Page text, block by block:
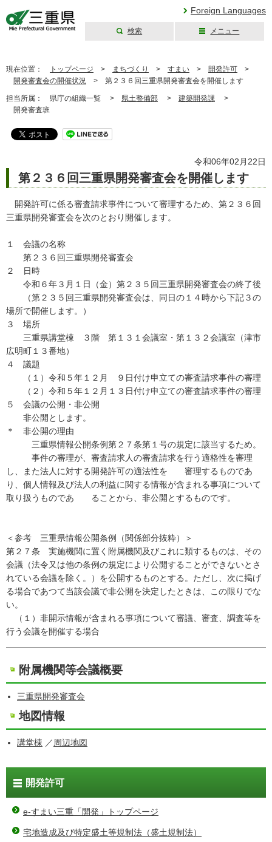
Foreign Languages
検索 メニュー
現在位置： トップページ > まちづくり > すまい > 開発許可 >
開発審査会の開催状況 > 第２３６回三重県開発審査会を開催します
担当所属： 県庁の組織一覧 > 県土整備部 > 建築開発課 >
開発審査班
令和06年02月22日
第２３６回三重県開発審査会を開催します
開発許可に係る審査請求事件について審理するため、第２３６回
三重県開発審査会を次のとおり開催します。
１ 会議の名称
第２３６回三重県開発審査会
２ 日時
令和６年３月１日（金）第２３５回三重県開発審査会の終了後
（第２３５回三重県開発審査会は、同日の１４時から下記３の
場所で開催します。）
３ 場所
三重県講堂棟 ３階 第１３１会議室・第１３２会議室（津市
広明町１３番地）
４ 議題
（１）令和５年１２月 ９日付け申立ての審査請求事件の審理
（２）令和５年１２月１３日付け申立ての審査請求事件の審理
５ 会議の公開・非公開
非公開とします。
＊ 非公開の理由
三重県情報公開条例第２７条第１号の規定に該当するため。
事件の審理が、審査請求人の審査請求を行う適格性を審理
し、また法人に対する開発許可の適法性を 審理するものであ
り、個人情報及び法人の利益に関する情報が含まれる事項について
取り扱うものであ ることから、非公開とするものです。
＜参考 三重県情報公開条例（関係部分抜粋）＞
第２７条 実施機関に置く附属機関及びこれに類するものは、その
会議（法令又は他の条例の規定により公開することができないとさ
れている会議を除く。）を公開するものとする。ただし、次に掲げ
る場合であつて当該会議で非公開を決定したときは、この限りでな
い。
（１）非開示情報が含まれる事項について審議、審査、調査等を
行う会議を開催する場合
附属機関等会議概要
三重県開発審査会
地図情報
講堂棟 ／ 周辺地図
開発許可
e-すまい三重「開発」トップページ
宅地造成及び特定盛土等規制法（盛土規制法）